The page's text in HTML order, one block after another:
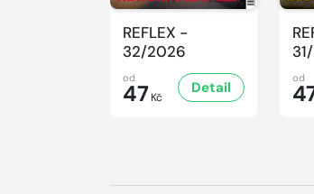
REFLEX -
32/2026
od
47 Kč
Detail
od